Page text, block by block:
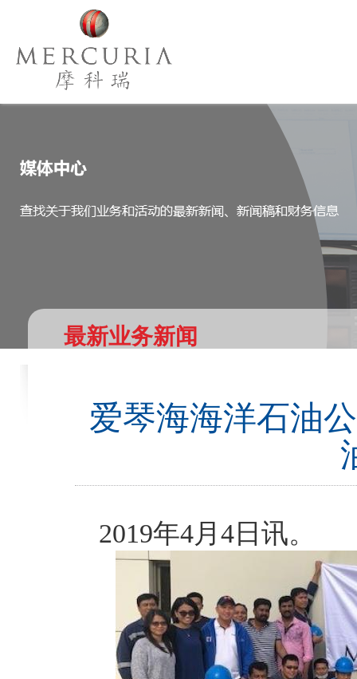
最新业务新闻
爱琴海海洋石油
2019年4月4日讯。